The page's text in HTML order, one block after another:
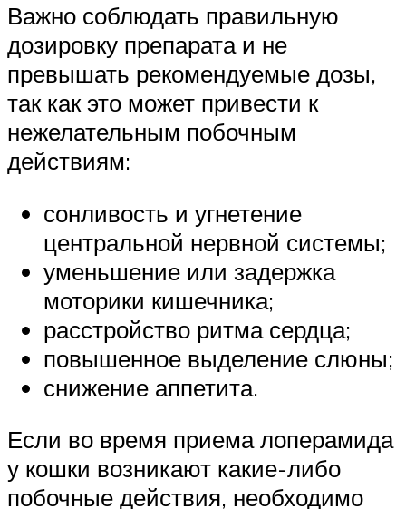
Важно соблюдать правильную
дозировку препарата и не
превышать рекомендуемые дозы,
так как это может привести к
нежелательным побочным
действиям:
сонливость и угнетение
центральной нервной системы;
уменьшение или задержка
моторики кишечника;
расстройство ритма сердца;
повышенное выделение слюны;
снижение аппетита.
Если во время приема лоперамида
у кошки возникают какие-либо
побочные действия, необходимо